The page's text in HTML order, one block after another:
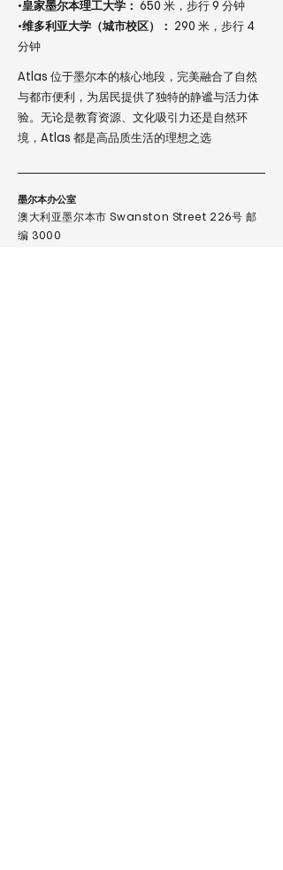
•皇家墨尔本理工大学：
650 米，步行 9 分钟
•维多利亚大学（城市校区）：
290 米，步行 4
分钟
Atlas 位于墨尔本的核心地段，完美融合了自然
与都市便利，为居民提供了独特的静谧与活力体
验。无论是教育资源、文化吸引力还是自然环
境，Atlas 都是高品质生活的理想之选
墨尔本办公室
澳大利亚墨尔本市 Swanston Street 226号 邮
编 3000